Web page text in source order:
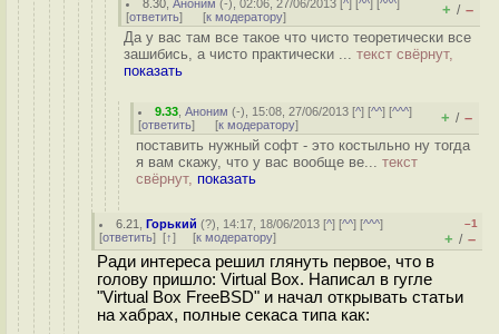
8.30 ,Аноним (-), 02:06, 27/06/2013 [^ ] [^^ ] [^^^
[ответить] [к модератору] + / –
Да у вас там все такое что чисто теоретически все
зашибись, а чисто практически ... текст свёрнут,
показать
9.33 ,Аноним (-), 15:08, 27/06/2013 [^] [^^] [^^^]
[ответить] [к модератору] + / –
поставить нужный софт - это костыльно ну тогда
я вам скажу, что у вас вообще ве... текст
свёрнут, показать
6.21 ,Горький (?), 14:17, 18/06/2013 [^] [^^] [^^^]
[ответить] [↑] [к модератору]
–1
+ / –
Ради интереса решил глянуть первое, что в
голову пришло: Virtual Box. Написал в гугле
"Virtual Box FreeBSD" и начал открывать статьи
на хабрах, полные секаса типа как: